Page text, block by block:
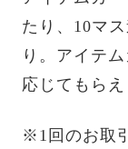
たり、10マ
り。アイテ
応じてもらえ
※1回のお取